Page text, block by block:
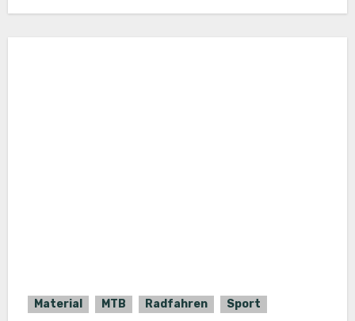
Material MTB Radfahren Sport